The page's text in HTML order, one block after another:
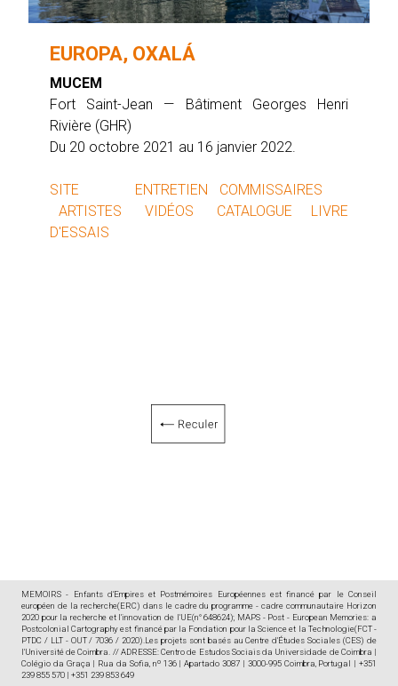
EUROPA, OXALÁ
MUCEM
Fort Saint-Jean — Bâtiment Georges Henri
Rivière (GHR)
Du 20 octobre 2021 au 16 janvier 2022.
SITE
ENTRETIEN COMMISSAIRES
ARTISTES
VIDÉOS CATALOGUE
LIVRE
D'ESSAIS
MEMOIRS - Enfants d'Empires et Postmémoires Européennes est financé par le Conseil
européen de la recherche(ERC) dans le cadre du programme - cadre communautaire Horizon
2020 pour la recherche et l'innovation de l'UE(n° 648624); MAPS - Post - European Memories: a
Postcolonial Cartography est financé par la Fondation pour la Science et la Technologie(FCT -
PTDC / LLT - OUT / 7036 / 2020).Les projets sont basés au Centre d'Études Sociales (CES) de
l'Université de Coimbra. // ADRESSE: Centro de Estudos Sociais da Universidade de Coimbra |
Colégio da Graça | Rua da Sofia, nº 136 | Apartado 3087 | 3000-995 Coimbra, Portugal | +351
239 855 570 | +351 239 853 649